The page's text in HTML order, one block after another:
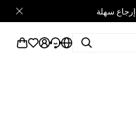
إرجاع سهلة